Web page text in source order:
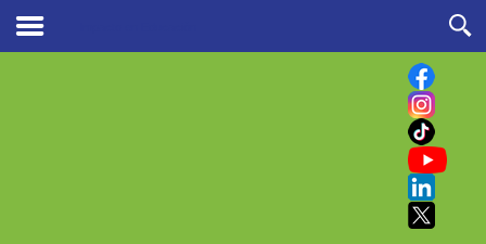
en nuestro sitio